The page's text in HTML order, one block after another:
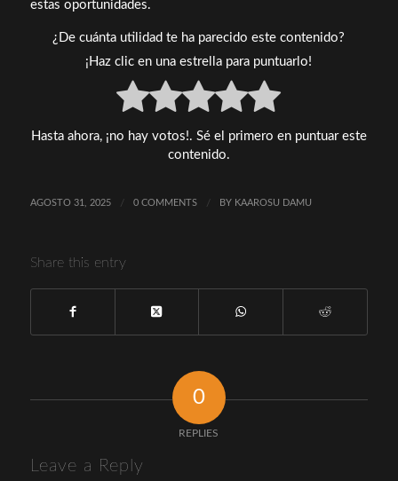
estas oportunidades.
¿De cuánta utilidad te ha parecido este contenido?
¡Haz clic en una estrella para puntuarlo!
Hasta ahora, ¡no hay votos!. Sé el primero en puntuar este
contenido.
AGOSTO 31, 2025 / 0 COMMENTS / BY KAAROSU DAMU
Share this entry
0
REPLIES
Leave a Reply